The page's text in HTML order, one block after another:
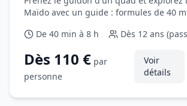
Maïdo avec un guide : formules de 40
De 40 min à 8 h
Dès 12 ans
Dès 110 € par
personne
Voir
détails